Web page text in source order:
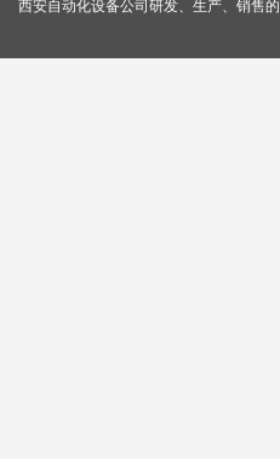
西安自动化设备公司研发、生产、销售的